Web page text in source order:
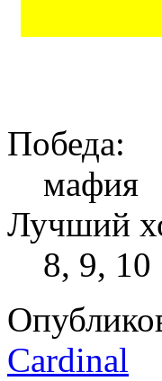
Победа:
мафия
Лучший
8, 9, 10
Cardinal